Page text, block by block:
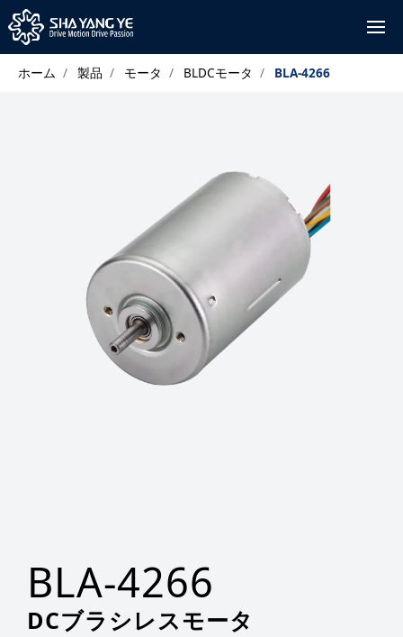
ホーム 製品 モータ BLDCモータ BLA-4266
BLA-4266
DCブラシレスモータ